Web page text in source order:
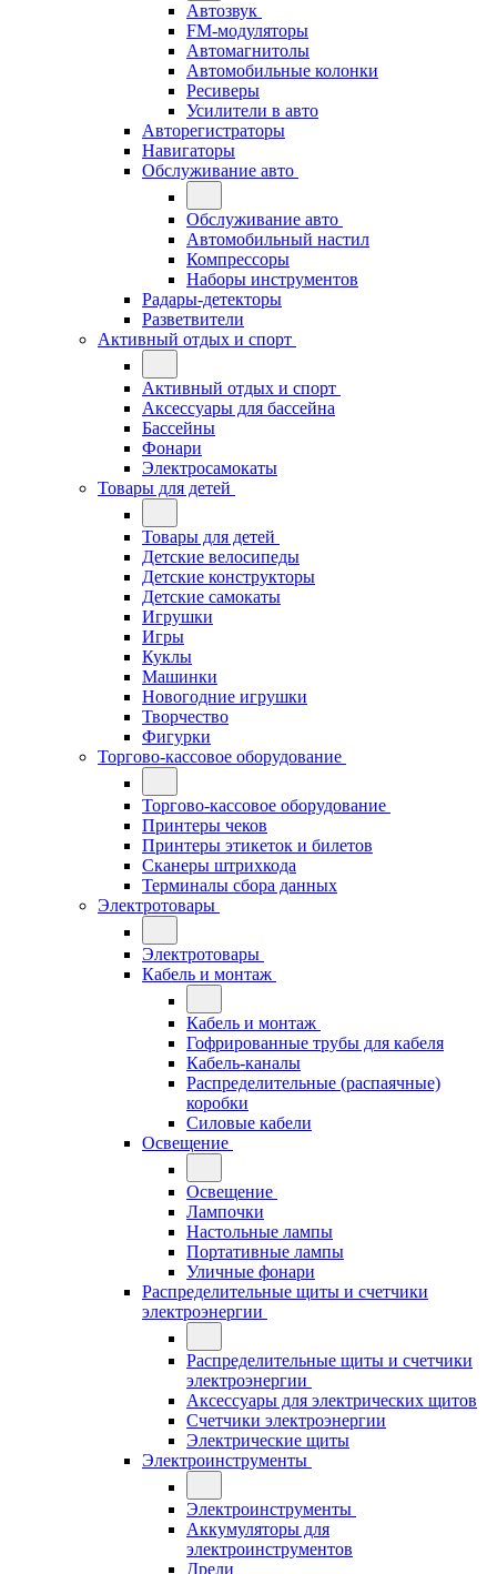
Автозвук
FM-модуляторы
Автомагнитолы
Автомобильные колонки
Ресиверы
Усилители в авто
Авторегистраторы
Навигаторы
Обслуживание авто
Обслуживание авто
Автомобильный настил
Компрессоры
Наборы инструментов
Радары-детекторы
Разветвители
Активный отдых и спорт
Активный отдых и спорт
Аксессуары для бассейна
Бассейны
Фонари
Электросамокаты
Товары для детей
Товары для детей
Детские велосипеды
Детские конструкторы
Детские самокаты
Игрушки
Игры
Куклы
Машинки
Новогодние игрушки
Творчество
Фигурки
Торгово-кассовое оборудование
Торгово-кассовое оборудование
Принтеры чеков
Принтеры этикеток и билетов
Сканеры штрихкода
Терминалы сбора данных
Электротовары
Электротовары
Кабель и монтаж
Кабель и монтаж
Гофрированные трубы для кабеля
Кабель-каналы
Распределительные (распаячные)
коробки
Силовые кабели
Освещение
Освещение
Лампочки
Настольные лампы
Портативные лампы
Уличные фонари
Распределительные щиты и счетчики
электроэнергии
Распределительные щиты и счетчики
электроэнергии
Аксессуары для электрических щитов
Счетчики электроэнергии
Электрические щиты
Электроинструменты
Электроинструменты
Аккумуляторы для
электроинструментов
Дрели